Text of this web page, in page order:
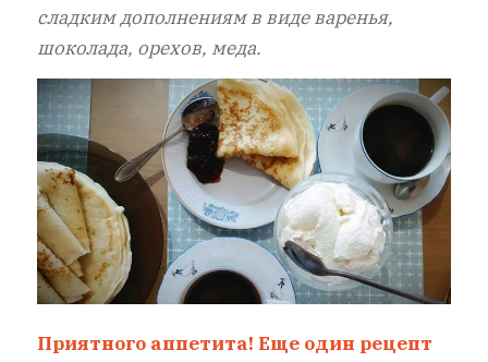
сладким дополнениям в виде варенья,
шоколада, орехов, меда.
Приятного аппетита! Еще один рецепт